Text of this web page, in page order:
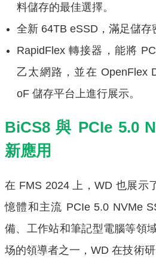
料儲存的最佳選擇。
全新 64TB eSSD，滿足儲存
RapidFlex 轉接器，能將
乙太網路，並在 OpenFlex
oF 儲存平台上進行展示。
BiCS8 與 PCIe 5.0
新應用
在 FMS 2024 上，WD 也展示
憶體和主流 PCIe 5.0 NVMe
備、工作站和筆記型電腦等領
场的領導者之一，WD 在技術